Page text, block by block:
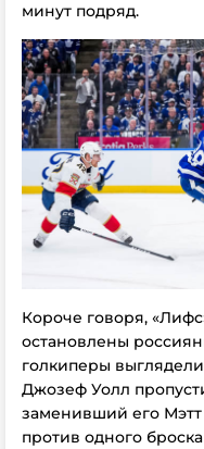
минут подряд.
Короче говоря,
остановлены
голкиперы
Джозеф Уолл
заменивший его
против одного